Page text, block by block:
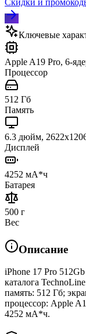
Ключевые
Apple A19 Pro, 6-
Процессор
512 Гб
Память
6.3 дюйм,
Дисплей
4252 мА*ч
Батарея
500 г
Вес
Описание
iPhone 17 Pro
каталога
память: 512 Гб;
процессор: Apple
4252 мА*ч.